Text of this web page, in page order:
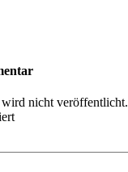
nicht veröffentlicht.